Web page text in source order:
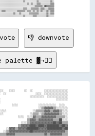
👎 downvote
palette ▓→✊🏽
░░░░      ░░  ░░        ░░░░░░░░░░░░░░░░
░░                    ░░░░  ░░░░░░░░░░░░░░░░
░░░░░░░░░░  ░░░░░░░░░░░░░░
░░░░░░░░
░░
░░░░              ░░░░░░░░░░░░  ░░░░
░░▒▒▓▓▓▓▓▓▒▒░░░░░░░░
░░▒▒▒▒▒▒▓▓▓▓▒▒▓▓▓▓▒▒░░░░
░░▒▒▒▒░░▒▒▓▓▓▓▓▓▓▓▓▓▒▒░░░░
░░░░  ░░░░▓▓▒▒▒▒▓▓▓▓▓▓▓▓▓▓▒▒▒▒▒▒░░
▒▒▓▓▓▓▒▒▓▓▓▓▓▓▓▓▓▓▒▒▒▒██░░░░
░░░░▒▒▓▓▓▓▓▓▓▓▓▓▓▓▓▓▓▓██▓▓██▒▒▒▒
▒▒▓▓▓▓▓▓████▓▓████▓▓████████▓▓██▓▓
░░▓▓▓▓▒▒▓▓▓▓▓▓████████▓▓▓▓▓▓██████████▓▓██
░░▒▒▓▓▓▓▓▓▓▓▓▓▓▓▓▓██▓▓▓▓▓▓▓▓▓▓▓▓▓▓▓▓▓▓▓▓▓▓▒▒